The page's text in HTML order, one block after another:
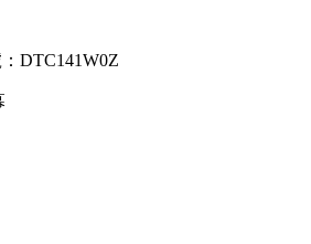
DTC141W0Z